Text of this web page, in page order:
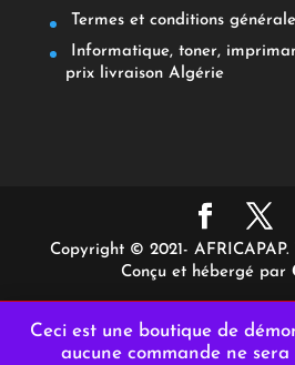
Ceci est une boutique de
aucune commande ne sera
Termes et conditions
Informatique, toner,
prix livraison Algérie
Copyright © 2021- AFRICAPAP.
Conçu et hébergé par